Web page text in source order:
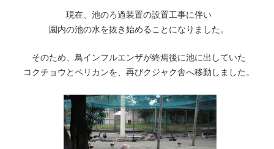
現在、池のろ過装置の設置工事に伴い
園内の池の水を抜き始めることになりました。
そのため、鳥インフルエンザが終焉後に池に出していた
コクチョウとペリカンを、再びクジャク舎へ移動しました。